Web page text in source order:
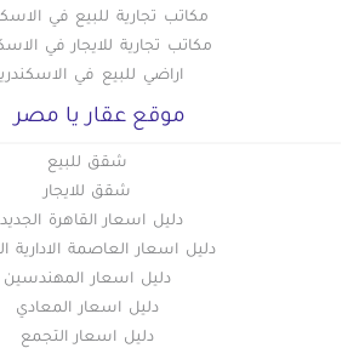
مكاتب تجارية للبيع في
مكاتب تجارية للايجار في
اراضي للبيع في
موقع عقار يا مصر
شقق للبيع
شقق للايجار
دليل اسعار القاهرة
دليل اسعار العاصمة الادارية
دليل اسعار المهندسين
دليل اسعار المعادي
دليل اسعار التجمع